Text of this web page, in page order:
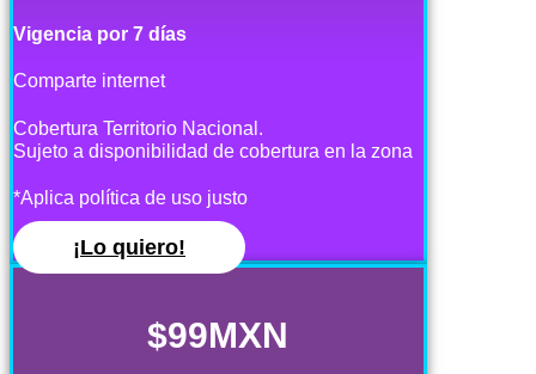
Vigencia por 7 días
Comparte internet
Cobertura Territorio Nacional.
Sujeto a disponibilidad de cobertura en la zona
*Aplica política de uso justo
¡Lo quiero!
$99MXN